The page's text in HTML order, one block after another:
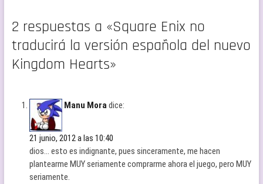
2 respuestas a «Square Enix no
traducirá la versión española del nuevo
Kingdom Hearts»
Manu Moradice:
21 junio, 2012 a las 10:40
dios… esto es indignante, pues sinceramente, me hacen
plantearme MUY seriamente comprarme ahora el juego, pero MUY
seriamente.